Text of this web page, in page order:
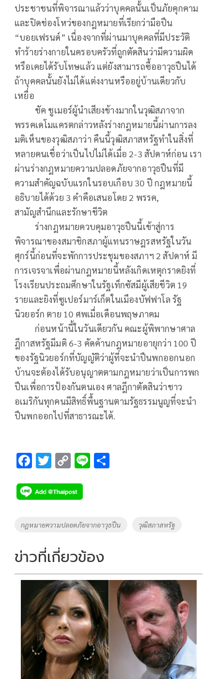
ประชาชนที่พิจารณาแล้วว่าบุคคลนั้นเป็นภัยคุกคาม
และปิดช่องโหว่ของกฎหมายที่เรียกว่ามือปืน
“บอยเฟรนด์” เนื่องจากที่ผ่านมาบุคคลที่มีประวัติ
ทำร้ายร่างกายในครอบครัวที่ถูกตัดสินว่ามีความผิด
หรือเคยได้รับโทษแล้ว แต่ยังสามารถซื้ออาวุธปืนได้
ถ้าบุคคลนั้นยังไม่ได้แต่งงานหรืออยู่บ้านเดียวกับ
เหยื่อ
ชัค ชูเมอร์ผู้นำเสียงข้างมากในวุฒิสภาจาก
พรรคเดโมแครตกล่าวหลังร่างกฎหมายนี้ผ่านการลง
มติเห็นของวุฒิสภาว่า คืนนี้วุฒิสภาสหรัฐทำในสิ่งที่
หลายคนเชื่อว่าเป็นไปไม่ได้เมื่อ 2-3 สัปดาห์ก่อน เรา
ผ่านร่างกฎหมายความปลอดภัยจากอาวุธปืนที่มี
ความสำคัญฉบับแรกในรอบเกือบ 30 ปี กฎหมายนี้
อธิบายได้ด้วย 3 คำคือเสนอโดย 2 พรรค,
สามัญสำนึกและรักษาชีวิต
ร่างกฎหมายควบคุมอาวุธปืนนี้เข้าสู่การ
พิจารณาของสมาชิกสภาผู้แทนราษฎรสหรัฐในวัน
ศุกร์นี้ก่อนที่จะพักการประชุมของสภาฯ 2 สัปดาห์ มี
การเจรจาเพื่อผ่านกฎหมายนี้หลังเกิดเหตุกราดยิงที่
โรงเรียนประถมศึกษาในรัฐเท็กซัสมีผู้เสียชีวิต 19
รายและยิงที่ซูเปอร์มาร์เก็ตในเมืองบัฟฟาโล รัฐ
นิวยอร์ก ตาย 10 ศพเมื่อเดือนพฤษภาคม
ก่อนหน้านี้ในวันเดียวกัน คณะผู้พิพากษาศาล
ฎีกาสหรัฐมีมติ 6-3 คัดค้านกฎหมายอายุกว่า 100 ปี
ของรัฐนิวยอร์กที่บัญญัติว่าผู้ที่จะนำปืนพกออกนอก
บ้านจะต้องได้รับอนุญาตตามกฎหมายว่าเป็นการพก
ปืนเพื่อการป้องกันตนเอง ศาลฎีกาตัดสินว่าชาว
อเมริกันทุกคนมีสิทธิ์พื้นฐานตามรัฐธรรมนูญที่จะนำ
ปืนพกออกไปที่สาธารณะได้.
F
e
b
o
k
T
tt
er
C
p
y
Li
k
Li
Tags
กฎหมายความปลอดภัยจากอาวุธปืน วุฒิสภาสหรัฐ
ข่าวที่เกี่ยวข้อง